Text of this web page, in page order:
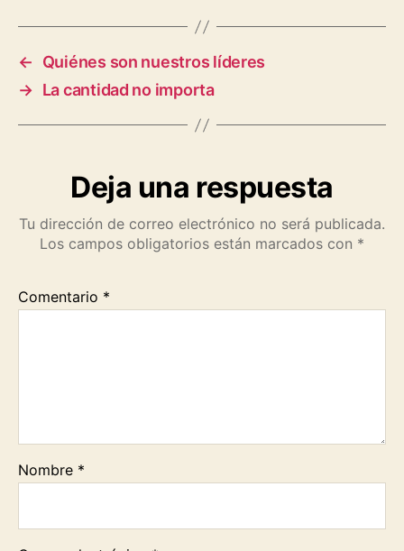
e
b
o
o
t
s
A
p
e
g
r
a
y
L
i
n
i
l
n
t
r
←
Quiénes son nuestros líderes
→ La cantidad no importa
Deja una respuesta
Tu dirección de correo electrónico no será publicada.
Los campos obligatorios están marcados con *
Comentario *
Nombre *